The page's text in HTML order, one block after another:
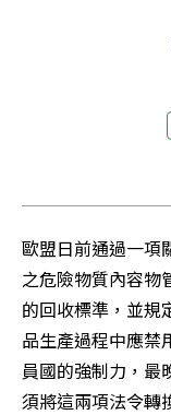
歐盟日前通過一項
之危險物質內容物
的回收標準，並規
品生產過程中應禁
員國的強制力，最
須將這兩項法令轉